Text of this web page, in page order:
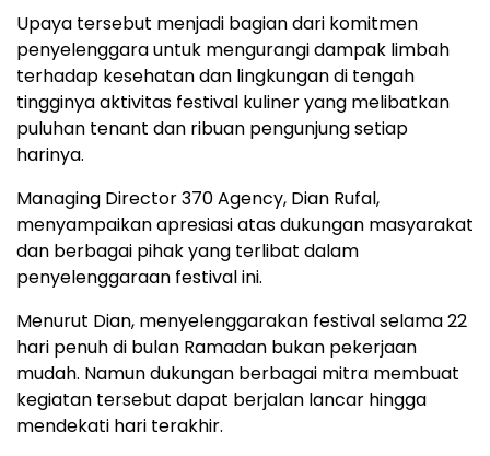
Upaya tersebut menjadi bagiandari komitmen
penyelenggarauntuk mengurangidampak limbah
terhadap kesehatandan lingkungandi tengah
tingginyaaktivitas festival kulineryang melibatkan
puluhan tenant dan ribuan pengunjungsetiap
harinya.
Managing Director370Agency, Dian Rufal,
menyampaikanapresiasiatasdukungan masyarakat
dan berbagai pihakyang terlibat dalam
penyelenggaraan festivalini.
Menurut Dian, menyelenggarakan festivalselama22
hari penuhdi bulan Ramadan bukan pekerjaan
mudah. Namundukungan berbagai mitra membuat
kegiatan tersebut dapat berjalan lancar hingga
mendekati hari terakhir.